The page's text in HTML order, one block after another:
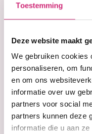
Toestemming
Deze website maakt
We gebruiken cookies
personaliseren, om
en om ons
informatie over uw
partners voor social
partners kunnen deze
informatie die u aan
Lottabody
Wash
€6,99
op